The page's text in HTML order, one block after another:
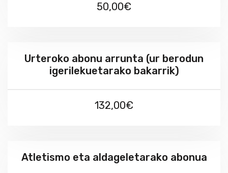
50,00€
Urteroko abonu arrunta (ur berodun
igerilekuetarako bakarrik)
132,00€
Atletismo eta aldageletarako abonua